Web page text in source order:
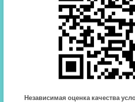
Независимая оценка качества